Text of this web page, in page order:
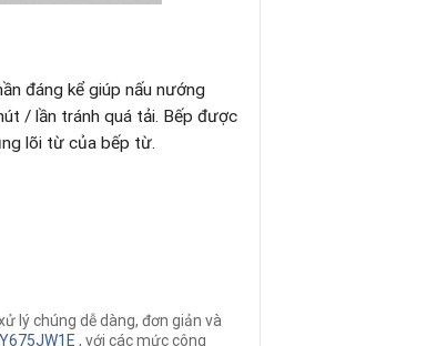
đáng kể giúp nấu nướng
/ lần tránh quá tải. Bếp được
lõi từ của bếp từ.
lý chúng dễ dàng, đơn giản và
, với các mức công